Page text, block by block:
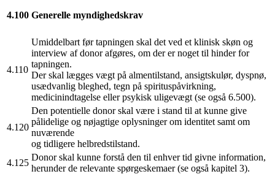
4.100 Generelle myndighedskrav
4.110
Umiddelbart før tapningen skal det ved et klinisk skøn og
interview af donor afgøres, om der er noget til hinder for
tapningen.
Der skal lægges vægt på almentilstand, ansigtskulør, dyspnø,
usædvanlig bleghed, tegn på spirituspåvirkning,
medicinindtagelse eller psykisk uligevægt (se også 6.500).
4.120
Den potentielle donor skal være i stand til at kunne give
pålidelige og nøjagtige oplysninger om identitet samt om
nuværende
og tidligere helbredstilstand.
4.125
Donor skal kunne forstå den til enhver tid givne information,
herunder de relevante spørgeskemaer (se også kapitel 3).